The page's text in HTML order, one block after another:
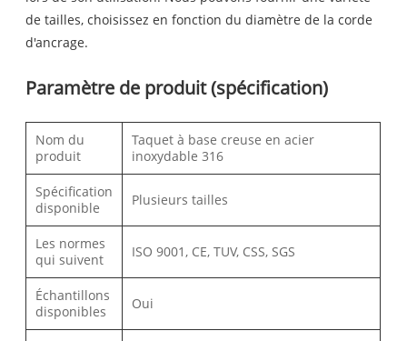
de tailles, choisissez en fonction du diamètre de la corde
d'ancrage.
Paramètre de produit (spécification)
Nom du
produit
Taquet à base creuse en acier
inoxydable 316
Spécification
disponible
Plusieurs tailles
Les normes
qui suivent
ISO 9001, CE, TUV, CSS, SGS
Échantillons
disponibles
Oui